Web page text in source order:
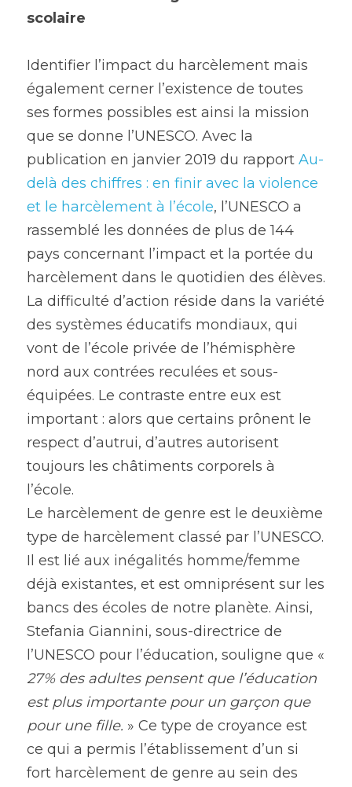
scolaire
Identifier l’impact du harcèlement mais
également cerner l’existence de toutes
ses formes possibles est ainsi la mission
que se donne l’UNESCO. Avec la
publication en janvier 2019 du rapport Au-
delà des chiffres : en finir avec la violence
et le harcèlement à l’école, l’UNESCO a
rassemblé les données de plus de 144
pays concernant l’impact et la portée du
harcèlement dans le quotidien des élèves.
La difficulté d’action réside dans la variété
des systèmes éducatifs mondiaux, qui
vont de l’école privée de l’hémisphère
nord aux contrées reculées et sous-
équipées. Le contraste entre eux est
important : alors que certains prônent le
respect d’autrui, d’autres autorisent
toujours les châtiments corporels à
l’école.
Le harcèlement de genre est le deuxième
type de harcèlement classé par l’UNESCO.
Il est lié aux inégalités homme/femme
déjà existantes, et est omniprésent sur les
bancs des écoles de notre planète. Ainsi,
Stefania Giannini, sous-directrice de
27% des adultes pensent que l’éducation
est plus importante pour un garçon que
pour une fille. » Ce type de croyance est
ce qui a permis l’établissement d’un si
fort harcèlement de genre au sein des